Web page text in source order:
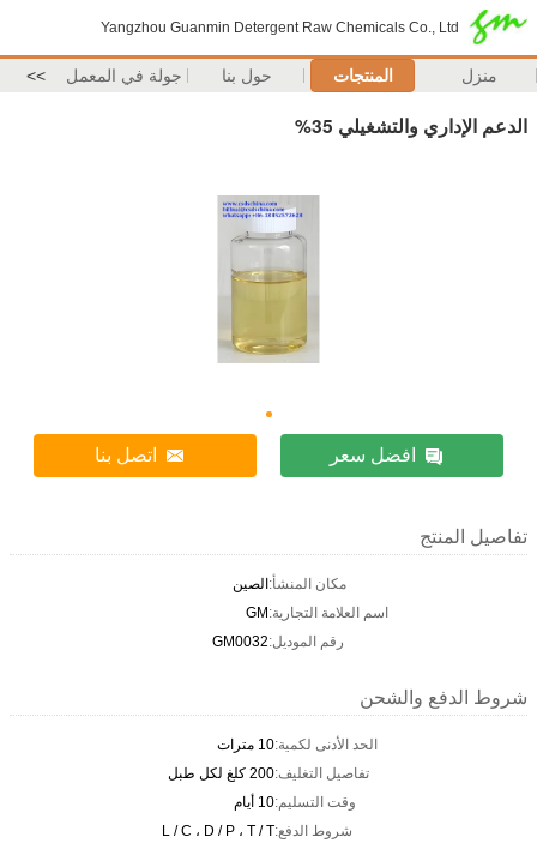
Yangzhou Guanmin Detergent Raw Chemicals Co., Ltd
منزل المنتجات حول بنا جولة في المعمل >>
الدعم الإداري والتشغيلي 35%
افضل سعر اتصل بنا
تفاصيل المنتج
مكان المنشأ:الصين
اسم العلامة التجارية:GM
رقم الموديل:GM0032
شروط الدفع والشحن
الحد الأدنى لكمية:10 مترات
تفاصيل التغليف:200 كلغ لكل طبل
وقت التسليم:10 أيام
شروط الدفع:L / C ، D / P ، T / T